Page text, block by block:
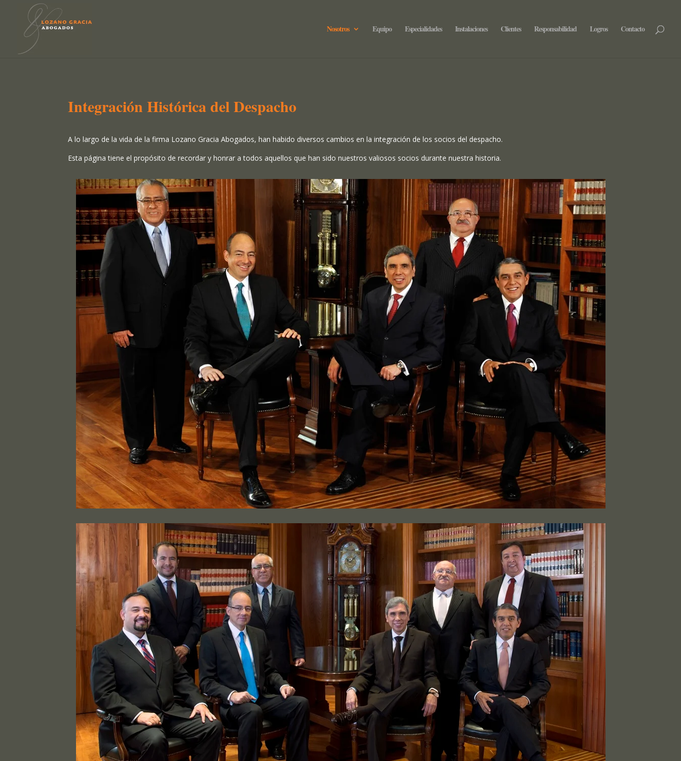
Nosotros Equipo Especialidades Instalaciones Clientes Responsabilidad Logros Contacto
Integración Histórica del Despacho
A lo largo de la vida de la firma Lozano Gracia Abogados, han habido diversos cambios en la integración de los socios del despacho.
Esta página tiene el propósito de recordar y honrar a todos aquellos que han sido nuestros valiosos socios durante nuestra historia.